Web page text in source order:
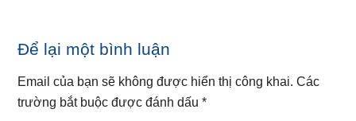
Reader
Interactions
Để lại một bình luận
Email của bạn sẽ không được hiển thị công khai. Các
trường bắt buộc được đánh dấu*